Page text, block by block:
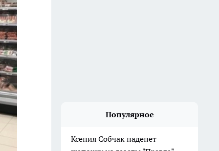
Популярное
Ксения Собчак наденет